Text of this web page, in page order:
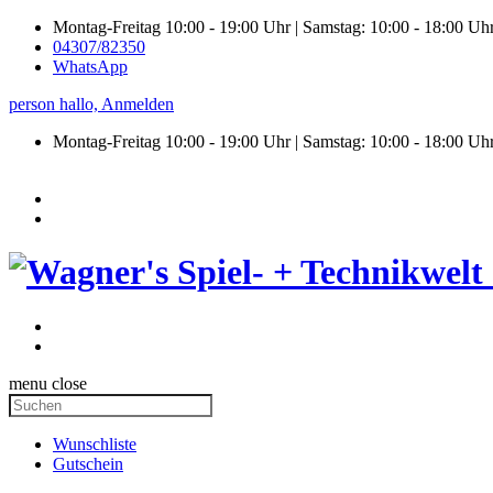
Montag-Freitag 10:00 - 19:00 Uhr | Samstag: 10:00 - 18:00
04307/82350
WhatsApp
person hallo, Anmelden
Montag-Freitag 10:00 - 19:00 Uhr | Samstag: 10:00 - 18:00
menu close
Wunschliste
Gutschein